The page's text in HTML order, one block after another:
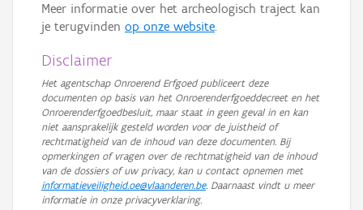
Meer informatie over het archeologisch traject kan
je terugvinden op onze website.
Disclaimer
Het agentschap Onroerend Erfgoed publiceert deze
documenten op basis van het Onroerenderfgoeddecreet en het
Onroerenderfgoedbesluit, maar staat in geen geval in en kan
niet aansprakelijk gesteld worden voor de juistheid of
rechtmatigheid van de inhoud van deze documenten. Bij
opmerkingen of vragen over de rechtmatigheid van de inhoud
van de dossiers of uw privacy, kan u contact opnemen met
informatieveiligheid.oe@vlaanderen.be. Daarnaast vindt u meer
informatie in onze privacyverklaring.